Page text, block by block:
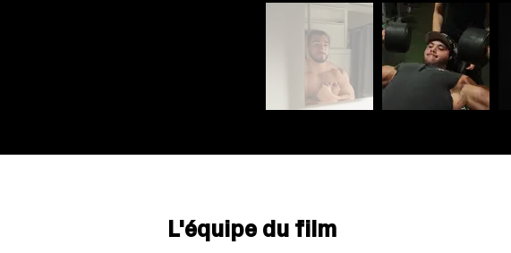
L'équipe du film